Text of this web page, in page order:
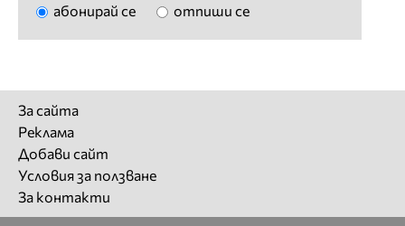
абонирай се отпиши се
За сайта
Реклама
Добави сайт
Условия за ползване
За контакти